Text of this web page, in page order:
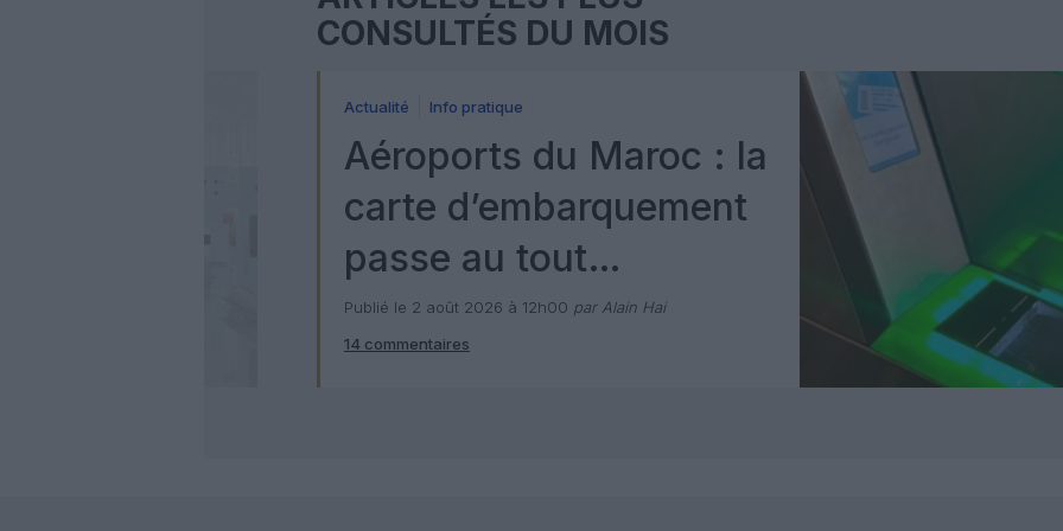
CONSULTÉS DU MOIS
Actualité Info pratique
Aéroports du Maroc : la
carte d’embarquement
passe au tout
numérique avec Pax
Check
Publié le 2 août 2026 à 12h00 par Alain Hai
14 commentaires